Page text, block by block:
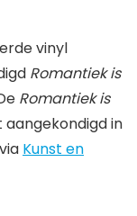
vinyl
Romantiek is
Romantiek is
in
Kunst en